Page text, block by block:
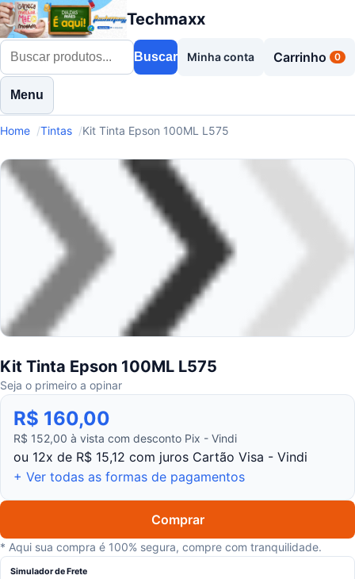
Techmaxx
Buscar Minha conta Carrinho 0
Menu
Home Tintas Kit Tinta Epson 100ML L575
Kit Tinta Epson 100ML L575
Seja o primeiro a opinar
R$ 160,00
R$ 152,00 à vista com desconto Pix - Vindi
ou 12x de R$ 15,12 com juros Cartão Visa - Vindi
+ Ver todas as formas de pagamentos
Comprar
* Aqui sua compra é 100% segura, compre com tranquilidade.
Simulador de Frete